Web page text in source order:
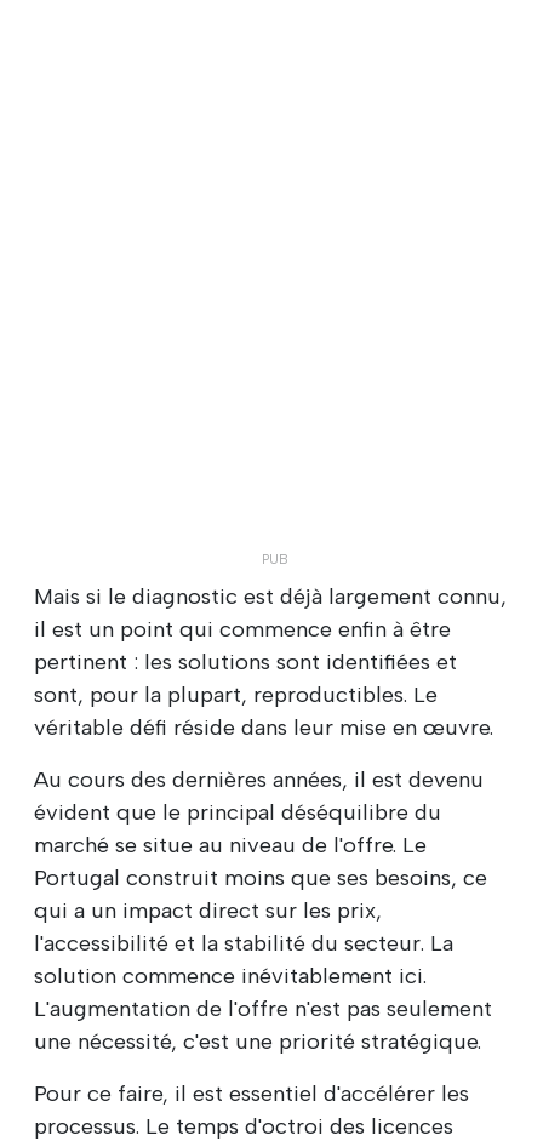
Mais si le diagnostic est déjà largement connu,
il est un point qui commence enfin à être
pertinent : les solutions sont identifiées et
sont, pour la plupart, reproductibles. Le
véritable défi réside dans leur mise en œuvre.
Au cours des dernières années, il est devenu
évident que le principal déséquilibre du
marché se situe au niveau de l'offre. Le
Portugal construit moins que ses besoins, ce
qui a un impact direct sur les prix,
l'accessibilité et la stabilité du secteur. La
solution commence inévitablement ici.
L'augmentation de l'offre n'est pas seulement
une nécessité, c'est une priorité stratégique.
Pour ce faire, il est essentiel d'accélérer les
processus. Le temps d'octroi des licences